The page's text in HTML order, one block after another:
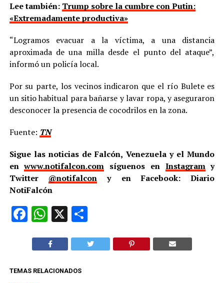
Lee también: Trump sobre la cumbre con Putin:
«Extremadamente productiva»
“Logramos evacuar a la víctima, a una distancia
aproximada de una milla desde el punto del ataque”,
informó un policía local.
Por su parte, los vecinos indicaron que el río Bulete es
un sitio habitual para bañarse y lavar ropa, y aseguraron
desconocer la presencia de cocodrilos en la zona.
Fuente: TN
Sigue las noticias de Falcón, Venezuela y el Mundo
enwww.notifalcon.com síguenos en Instagramy
Twitter @notifalcon y en Facebook: Diario
NotiFalcón
Facebook
WhatsApp
X Compartir
TEMAS RELACIONADOS